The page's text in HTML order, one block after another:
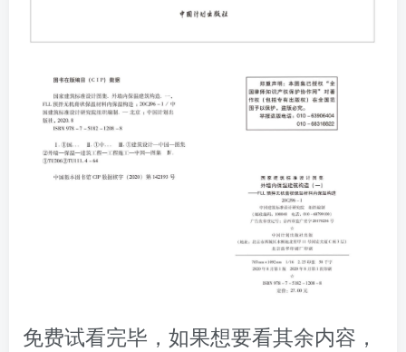
免费试看完毕，如果想要看其余内容，